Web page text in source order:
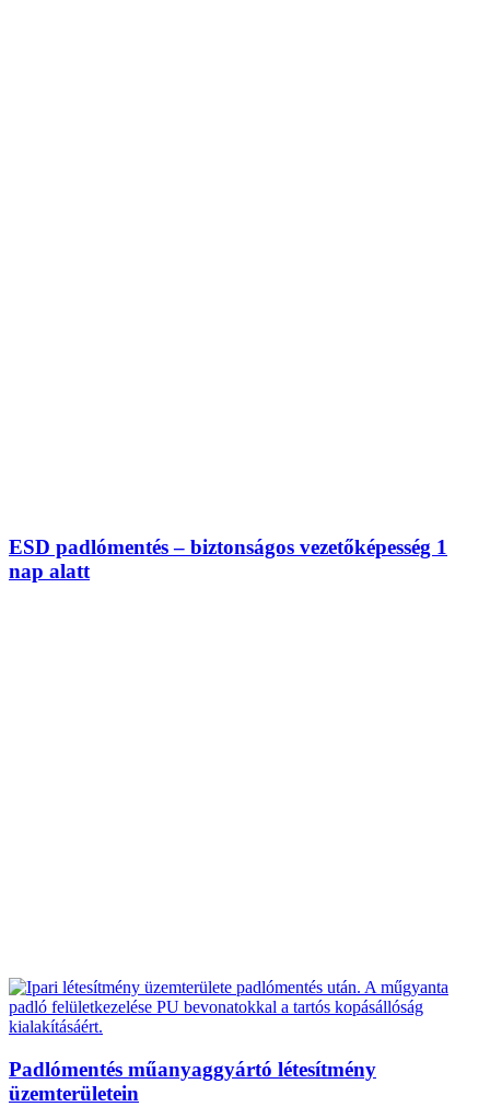
ESD padlómentés – biztonságos vezetőképesség 1
nap alatt
Padlómentés műanyaggyártó létesítmény
üzemterületein